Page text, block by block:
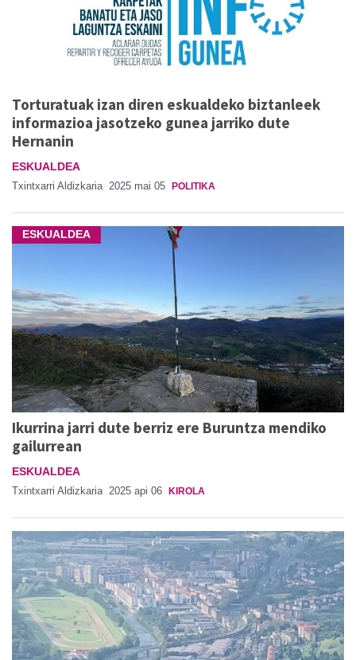
Torturatuak izan diren eskualdeko biztanleek
informazioa jasotzeko gunea jarriko dute
Hernanin
ESKUALDEA
Txintxarri Aldizkaria 2025 mai 05 POLITIKA
ESKUALDEA
Ikurrina jarri dute berriz ere Buruntza mendiko
gailurrean
ESKUALDEA
Txintxarri Aldizkaria 2025 api 06 KIROLA